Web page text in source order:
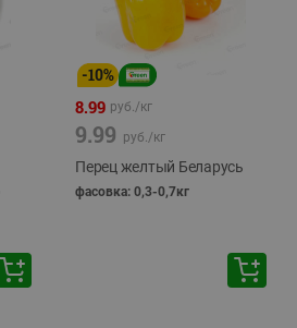
-10%
8.99 руб./кг
9.99 руб./кг
Перец желтый Беларусь
фасовка: 0,3-0,7кг